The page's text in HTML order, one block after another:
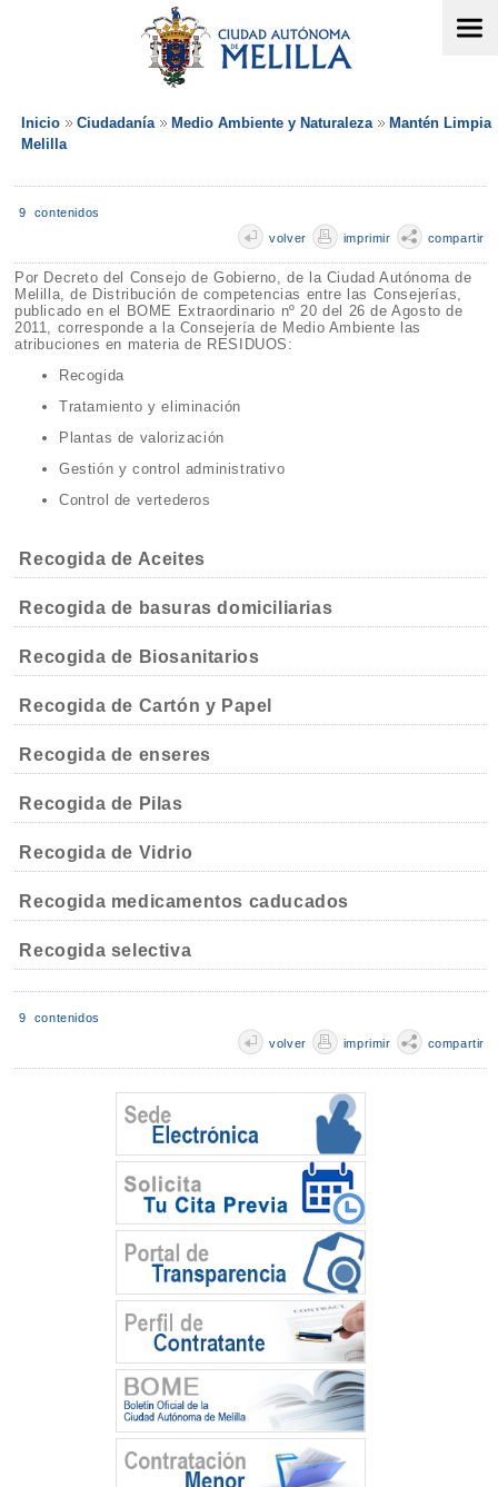
Inicio Ciudadanía Medio Ambiente y Naturaleza
Mantén Limpia
Melilla
9 contenidos
volver
imprimir compartir
Por Decreto del Consejo de Gobierno, de la Ciudad Autónoma de
Melilla, de Distribución de competencias entre las Consejerías,
publicado en el BOME Extraordinario nº 20 del 26 de Agosto de
2011, corresponde a la Consejería de Medio Ambiente las
atribuciones en materia de RESIDUOS:
Recogida
Tratamiento y eliminación
Plantas de valorización
Gestión y control administrativo
Control de vertederos
Recogida de Aceites
Recogida de basuras domiciliarias
Recogida de Biosanitarios
Recogida de Cartón y Papel
Recogida de enseres
Recogida de Pilas
Recogida de Vidrio
Recogida medicamentos caducados
Recogida selectiva
9 contenidos
volver
imprimir compartir